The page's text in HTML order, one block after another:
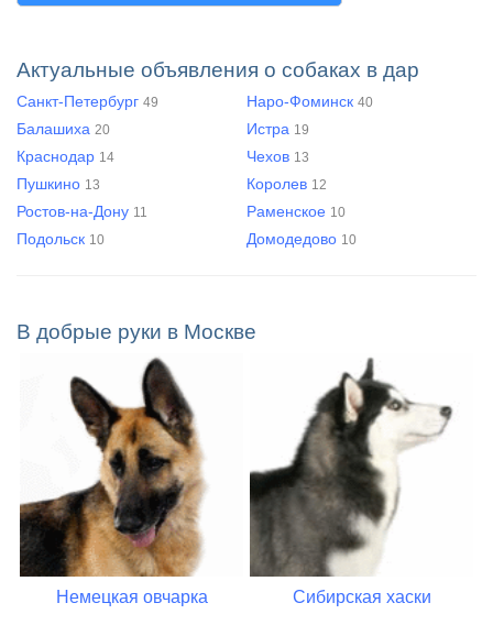
Актуальные объявления о собаках в дар
Санкт-Петербург 49 Наро-Фоминск 40
Балашиха 20 Истра 19
Краснодар 14 Чехов 13
Пушкино 13 Королев 12
Ростов-на-Дону 11 Раменское 10
Подольск 10 Домодедово 10
В добрые руки в Москве
Немецкая овчарка Сибирская хаски